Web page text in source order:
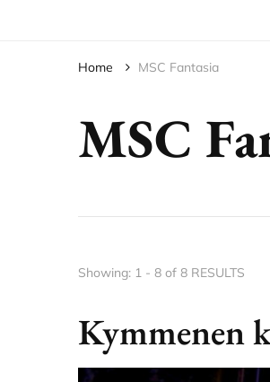
Home MSC Fantasia
MSC
Showing: 1 - 8 of 8 RESULTS
Kymmenen